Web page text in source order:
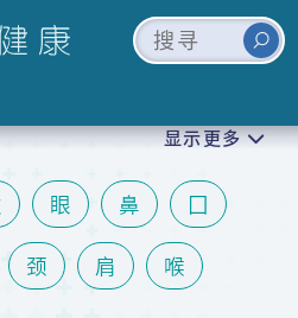
眼 鼻 囗
颈 肩 喉
显示更多